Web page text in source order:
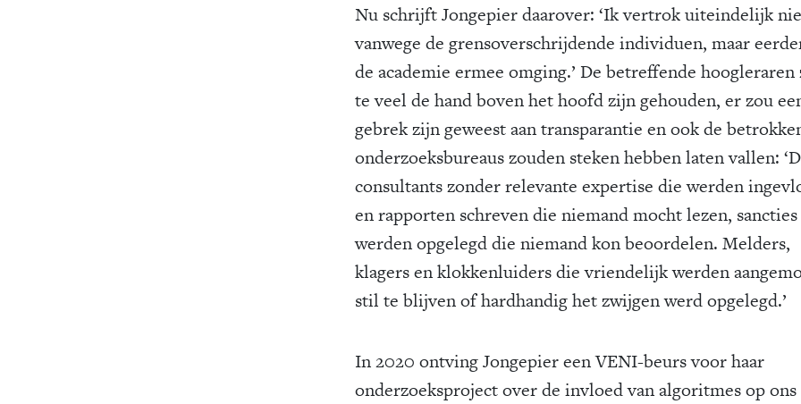
Nu schrijft Jongepier daarover: ‘Ik vertrok uiteindelijk
vanwege de grensoverschrijdende individuen, maar
de academie ermee omging.’ De betreffende hoogleraren
te veel de hand boven het hoofd zijn gehouden, er zou
gebrek zijn geweest aan transparantie en ook de
onderzoeksbureaus zouden steken hebben laten vallen:
consultants zonder relevante expertise die werden
en rapporten schreven die niemand mocht lezen,
werden opgelegd die niemand kon beoordelen. Melders,
klagers en klokkenluiders die vriendelijk werden
stil te blijven of hardhandig het zwijgen werd opgelegd.’
In 2020 ontving Jongepier een VENI-beurs voor haar
onderzoeksproject over de invloed van algoritmes op ons